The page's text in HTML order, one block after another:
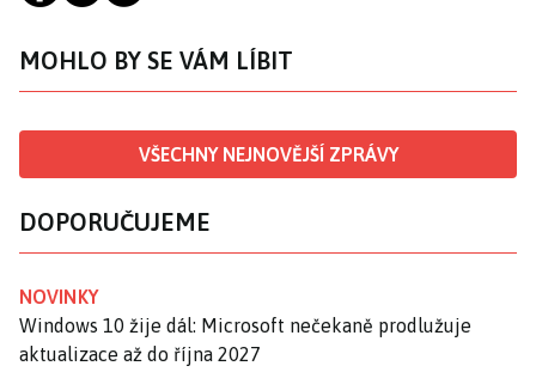
MOHLO BY SE VÁM LÍBIT
VŠECHNY NEJNOVĚJŠÍ ZPRÁVY
DOPORUČUJEME
NOVINKY
Windows 10 žije dál: Microsoft nečekaně prodlužuje
aktualizace až do října 2027